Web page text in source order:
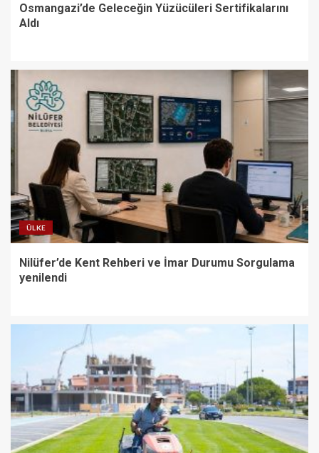
Osmangazi’de Geleceğin Yüzücüleri Sertifikalarını
Aldı
ÜLKE
Nilüfer’de Kent Rehberi ve İmar Durumu Sorgulama
yenilendi